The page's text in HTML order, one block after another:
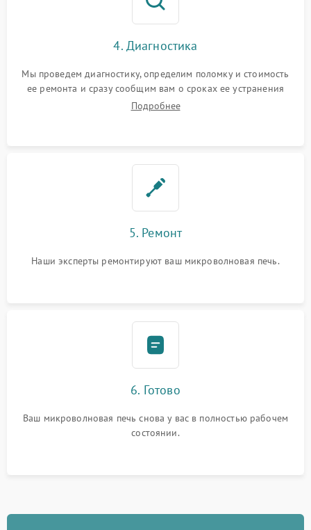
4. Диагностика
Мы проведем диагностику, определим поломку и стоимость
ее ремонта и сразу сообщим вам о сроках ее устранения
Подробнее
5. Ремонт
Наши эксперты ремонтируют ваш микроволновая печь.
6. Готово
Ваш микроволновая печь снова у вас в полностью рабочем
состоянии.